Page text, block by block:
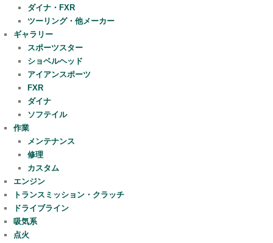
ダイナ・FXR
ツーリング・他メーカー
ギャラリー
スポーツスター
ショベルヘッド
アイアンスポーツ
FXR
ダイナ
ソフテイル
作業
メンテナンス
修理
カスタム
エンジン
トランスミッション・クラッチ
ドライブライン
吸気系
点火